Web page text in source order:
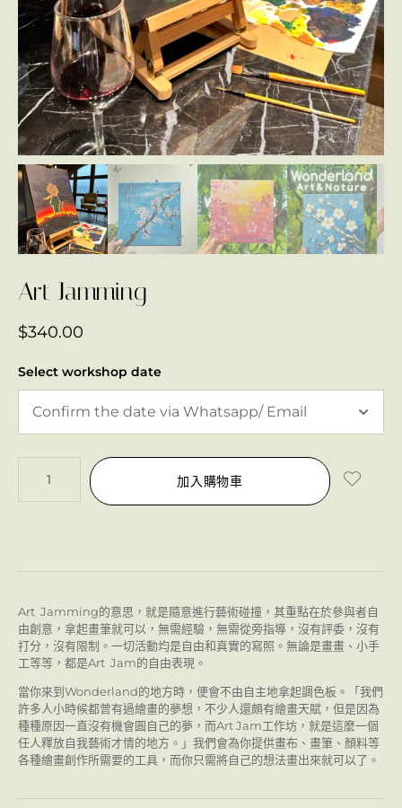
Art Jamming
$340.00
Select workshop date
加入購物車
Art Jamming的意思，就是隨意進行藝術碰撞，其重點在於參與者自
由創意，拿起畫筆就可以，無需經驗，無需從旁指導，沒有評委，沒有
打分，沒有限制。一切活動均是自由和真實的寫照。無論是畫畫、小手
工等等，都是Art Jam的自由表現。
當你來到Wonderland的地方時，便會不由自主地拿起調色板。「我們
許多人小時候都曾有過繪畫的夢想，不少人還頗有繪畫天賦，但是因為
種種原因一直沒有機會圓自己的夢，而Art Jam工作坊，就是這麼一個
任人釋放自我藝術才情的地方。」我們會為你提供畫布、畫筆、顏料等
各種繪畫創作所需要的工具，而你只需將自己的想法畫出來就可以了。